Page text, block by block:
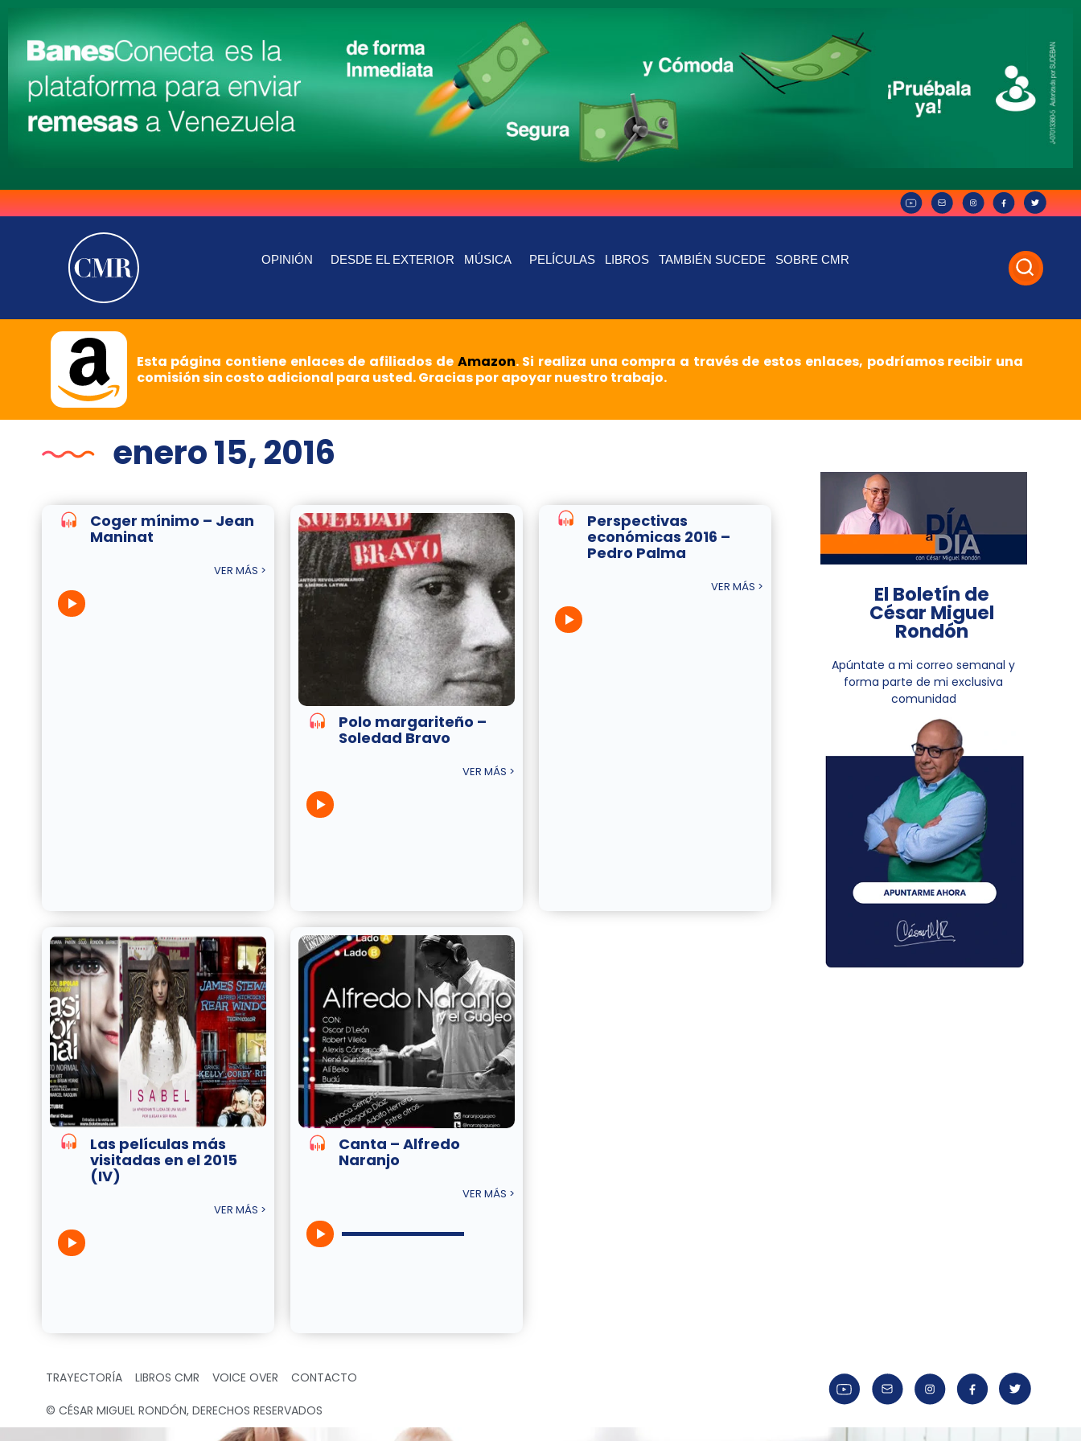
OPINIÓN DESDE EL EXTERIOR MÚSICA PELÍCULAS LIBROS TAMBIÉN SUCEDE SOBRE CMR
Esta página contiene enlaces de afiliados de Amazon. Si realiza una compra a través de estos enlaces, podríamos recibir una
comisión sin costo adicional para usted. Gracias por apoyar nuestro trabajo.
enero 15, 2016
Coger mínimo – Jean
Maninat
VER MÁS >
Polo margariteño –
Soledad Bravo
VER MÁS >
Perspectivas
económicas 2016 –
Pedro Palma
VER MÁS >
Las películas más
visitadas en el 2015
(IV)
VER MÁS >
Canta – Alfredo
Naranjo
VER MÁS >
El Boletín de
César Miguel
Rondón
Apúntate a mi correo semanal y
forma parte de mi exclusiva
comunidad
TRAYECTORÍA LIBROS CMR VOICE OVER CONTACTO
© CÉSAR MIGUEL RONDÓN, DERECHOS RESERVADOS